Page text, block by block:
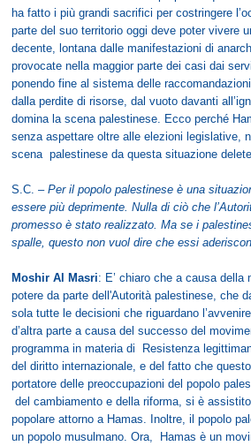
ha fatto i più grandi sacrifici per costringere
parte del suo territorio oggi deve poter vivere
decente, lontana dalle manifestazioni di
provocate nella maggior parte dei casi dai
ponendo fine al sistema delle
dalla perdite di risorse, dal vuoto davanti
domina la scena palestinese. Ecco perché
senza aspettare oltre alle elezioni legislative,
scena palestinese da questa situazione
S.C. –Per il popolo palestinese è una
essere più deprimente. Nulla di ciò che
promesso è stato realizzato. Ma se i
spalle, questo non vuol dire che essi
Moshir Al Masri: E’ chiaro che a causa della
potere da parte dell'Autorità palestinese, che
sola tutte le decisioni che riguardano
d’altra parte a causa del successo del
programma in materia di Resistenza
del diritto internazionale, e del fatto che
portatore delle preoccupazioni del popolo
del cambiamento e della riforma, si è
popolare attorno a Hamas. Inoltre, il popolo
un popolo musulmano. Ora, Hamas è un